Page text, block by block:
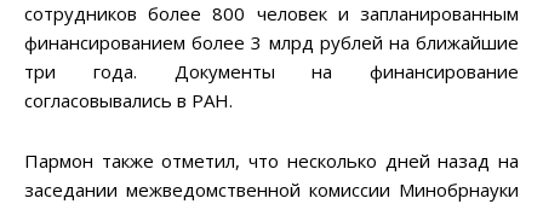
сотрудников более 800 человек и запланированным
финансированием более 3 млрд рублей на ближайшие
три года. Документы на финансирование
согласовывались в РАН.
Пармон также отметил, что несколько дней назад на
заседании межведомственной комиссии Минобрнауки